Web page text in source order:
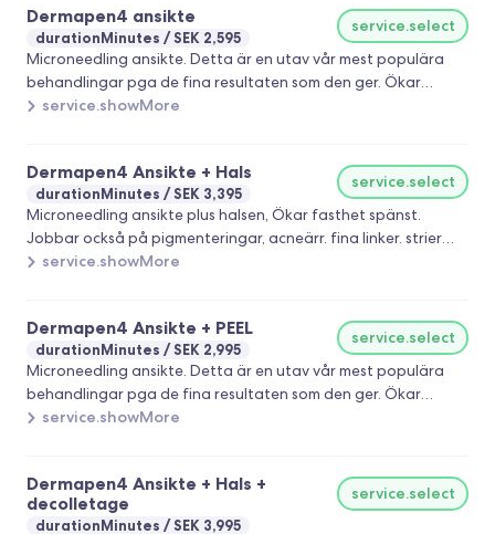
Dermapen4 ansikte
durationMinutes SEK 2,595
service.select
Microneedling ansikte. Detta är en utav vår mest populära
behandlingar pga de fina resultaten som den ger. Ökar
fasthet spänst. Jobbar också på pigmenteringar, acneärr.
vilket resultat som du vill uppnå. Erbjudandet gäller till 30/7
2026 och rabatten dras av från ordinarie pris.
service.showMore
Dermapen4 Ansikte + Hals
durationMinutes SEK 3,395
service.select
Microneedling ansikte plus halsen, Ökar fasthet spänst.
Jobbar också på pigmenteringar, acneärr. fina linker. strier
och capillärer. För bäst resultat rekommenderar vi en kur på 3-
ordinarie pris.
service.showMore
Dermapen4 Ansikte + PEEL
durationMinutes SEK 2,995
service.select
Microneedling ansikte. Detta är en utav vår mest populära
behandlingar pga de fina resultaten som den ger. Ökar
fasthet spänst. Jobbar också på pigmenteringar, acneärr.
vilket resultat som du vill uppnå. Erbjudandet gäller till 30/7
2026 och rabatten dras av från ordinarie pris.
service.showMore
Dermapen4 Ansikte + Hals +
decolletage
durationMinutes SEK 3,995
service.select